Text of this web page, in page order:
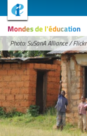
Mondes de l'éducation
Photo: SuSanA Alliance / Flickr